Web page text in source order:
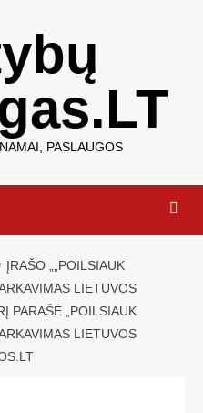
PASLAUGOS
ĮRAŠO „„POILSIAUK
LIETUVOS
PARAŠĖ „POILSIAUK
LIETUVOS